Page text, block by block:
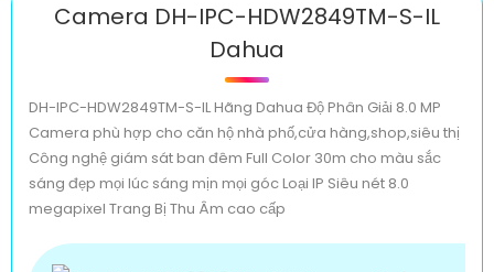
Camera DH-IPC-HDW2849TM-S-IL
Dahua
DH-IPC-HDW2849TM-S-IL Hãng Dahua Độ Phân Giải 8.0 MP
Camera phù hợp cho căn hộ nhà phố,cửa hàng,shop,siêu thị
Công nghệ giám sát ban đêm Full Color 30m cho màu sắc
sáng đẹp mọi lúc sáng mịn mọi góc Loại IP Siêu nét 8.0
megapixel Trang Bị Thu Âm cao cấp